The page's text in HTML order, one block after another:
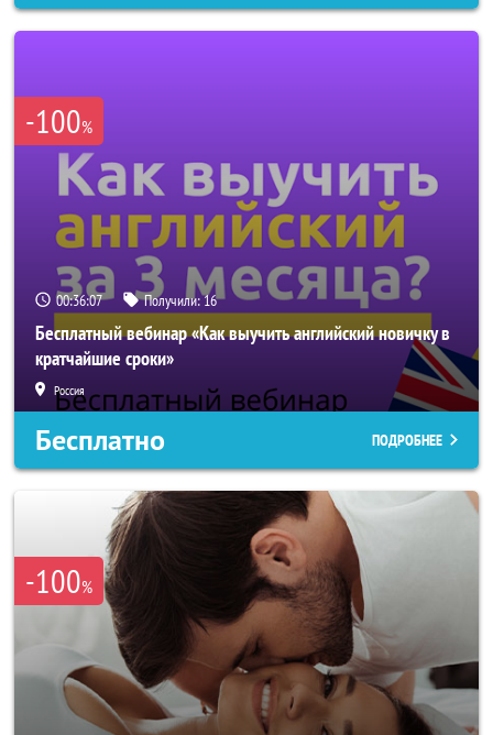
-100%
00:36:04 Получили:16
Бесплатный вебинар «Как выучить английский новичку в
кратчайшие сроки»
Россия
Бесплатно ПОДРОБНЕЕ
-100%